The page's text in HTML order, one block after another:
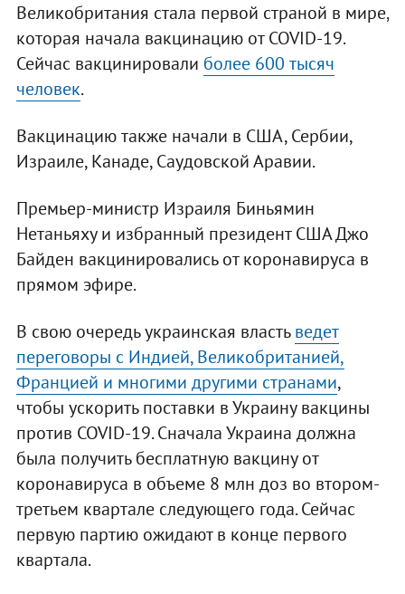
Великобритания стала первой страной в мире,
которая начала вакцинацию от COVID-19.
Сейчас вакцинировали более 600 тысяч
человек.
Вакцинацию также начали в США, Сербии,
Израиле, Канаде, Саудовской Аравии.
Премьер-министр Израиля Биньямин
Нетаньяху и избранный президент США Джо
Байден вакцинировались от коронавируса в
прямом эфире.
В свою очередь украинская властьведет
переговоры с Индией, Великобританией,
Францией и многими другими странами,
чтобы ускорить поставки в Украину вакцины
против COVID-19. Сначала Украина должна
была получить бесплатную вакцину от
коронавируса в объеме 8 млн доз во втором-
третьем квартале следующего года. Сейчас
первую партию ожидают в конце первого
квартала.